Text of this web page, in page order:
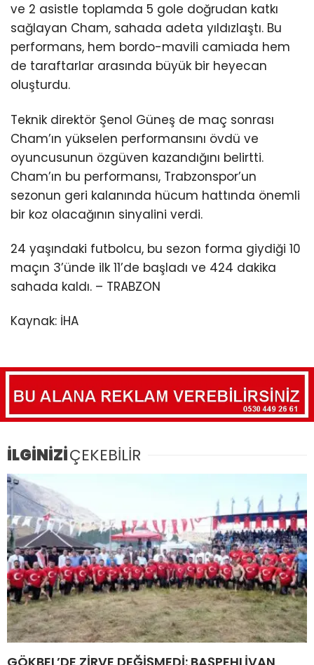
ve 2 asistle toplamda 5 gole doğrudan katkı
sağlayan Cham, sahada adeta yıldızlaştı. Bu
performans, hem bordo-mavili camiada hem
de taraftarlar arasında büyük bir heyecan
oluşturdu.
Teknik direktör Şenol Güneş de maç sonrası
Cham’ın yükselen performansını övdü ve
oyuncusunun özgüven kazandığını belirtti.
Cham’ın bu performansı, Trabzonspor’un
sezonun geri kalanında hücum hattında önemli
bir koz olacağının sinyalini verdi.
24 yaşındaki futbolcu, bu sezon forma giydiği 10
maçın 3’ünde ilk 11’de başladı ve 424 dakika
sahada kaldı. – TRABZON
Kaynak: İHA
İLGİNİZİÇEKEBİLİR